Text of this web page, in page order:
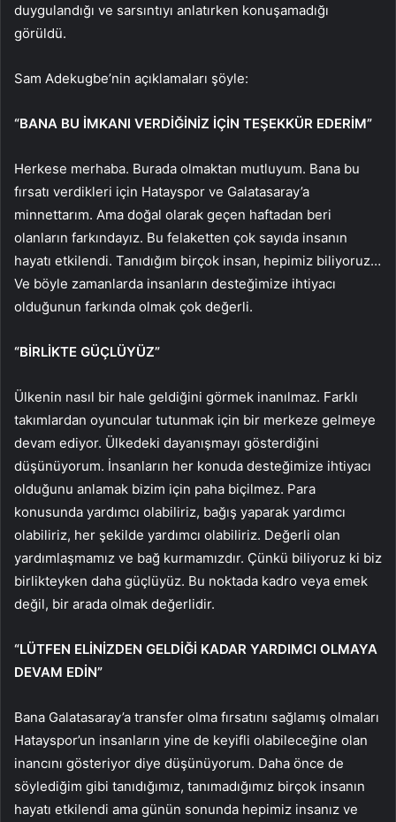
duygulandığı ve sarsıntıyı anlatırken konuşamadığı
görüldü.
Sam Adekugbe’nin açıklamaları şöyle:
“BANA BU İMKANI VERDİĞİNİZ İÇİN TEŞEKKÜR EDERİM”
Herkese merhaba. Burada olmaktan mutluyum. Bana bu
fırsatı verdikleri için Hatayspor ve Galatasaray’a
minnettarım. Ama doğal olarak geçen haftadan beri
olanların farkındayız. Bu felaketten çok sayıda insanın
hayatı etkilendi. Tanıdığım birçok insan, hepimiz biliyoruz…
Ve böyle zamanlarda insanların desteğimize ihtiyacı
olduğunun farkında olmak çok değerli.
“BİRLİKTE GÜÇLÜYÜZ”
Ülkenin nasıl bir hale geldiğini görmek inanılmaz. Farklı
takımlardan oyuncular tutunmak için bir merkeze gelmeye
devam ediyor. Ülkedeki dayanışmayı gösterdiğini
düşünüyorum. İnsanların her konuda desteğimize ihtiyacı
olduğunu anlamak bizim için paha biçilmez. Para
konusunda yardımcı olabiliriz, bağış yaparak yardımcı
olabiliriz, her şekilde yardımcı olabiliriz. Değerli olan
yardımlaşmamız ve bağ kurmamızdır. Çünkü biliyoruz ki biz
birlikteyken daha güçlüyüz. Bu noktada kadro veya emek
değil, bir arada olmak değerlidir.
“LÜTFEN ELİNİZDEN GELDİĞİ KADAR YARDIMCI OLMAYA
DEVAM EDİN”
Bana Galatasaray’a transfer olma fırsatını sağlamış olmaları
Hatayspor’un insanların yine de keyifli olabileceğine olan
inancını gösteriyor diye düşünüyorum. Daha önce de
söylediğim gibi tanıdığımız, tanımadığımız birçok insanın
hayatı etkilendi ama günün sonunda hepimiz insanız ve